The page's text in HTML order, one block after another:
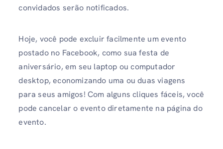
convidados serão notificados.
Hoje, você pode excluir facilmente um evento
postado no Facebook, como sua festa de
aniversário, em seu laptop ou computador
desktop, economizando uma ou duas viagens
para seus amigos! Com alguns cliques fáceis, você
pode cancelar o evento diretamente na página do
evento.